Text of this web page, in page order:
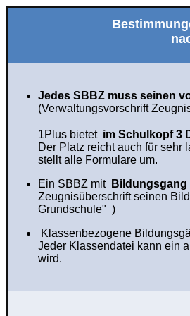
Jedes SBBZ muss seinen
(Verwaltungsvorschrift
1Plus bietetim Schulkopf 3
Der Platz reicht auch für sehr
stellt alle Formulare um.
Ein SBBZ mit
Zeugnisüberschrift seinen
Grundschule" )
Klassenbezogene
Jeder Klassendatei kann ein
wird.